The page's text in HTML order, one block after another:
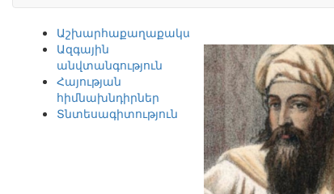
Աշխարհաքաղաքականություն
Ազգային
անվտանգություն
Հայության
հիմնախնդիրներ
Տնտեսագիտություն